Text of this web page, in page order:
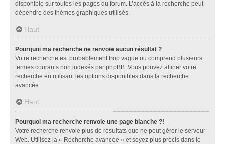
disponible sur toutes les pages du forum. L’accès à la recherche peut
dépendre des thèmes graphiques utilisés.
Haut
Pourquoi ma recherche ne renvoie aucun résultat ?
Votre recherche est probablement trop vague ou comprend plusieurs
termes courants non indexés par phpBB. Vous pouvez affiner votre
recherche en utilisant les options disponibles dans la recherche
avancée.
Haut
Pourquoi ma recherche renvoie une page blanche ?!
Votre recherche renvoie plus de résultats que ne peut gérer le serveur
Web. Utilisez la « Recherche avancée » et soyez plus précis dans le